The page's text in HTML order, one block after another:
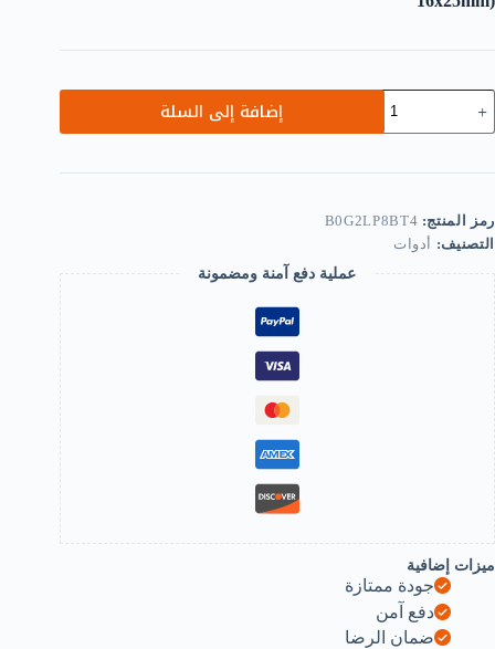
قطع)
فاصلة،
فاصلة
من
الفولاذ
المقاوم
للصدأ
(فضي
-
16
×
25
مم)-
B0G2LP8BT4
إضافة إلى السلة
رمز المنتج: B0G2LP8BT4
التصنيف: أدوات
عملية دفع آمنة ومضمونة
ميزات إضافية
جودة ممتازة
دفع آمن
ضمان الرضا